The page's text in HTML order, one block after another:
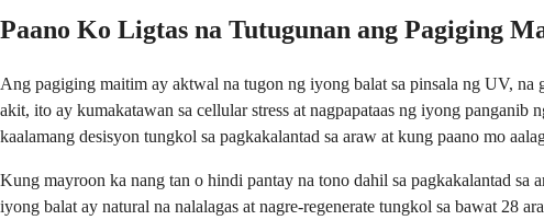
Paano Ko Ligtas na Tutugunan ang Pagiging
Ang pagiging maitim ay aktwal na tugon ng iyong balat sa pinsala ng UV, na
akit, ito ay kumakatawan sa cellular stress at nagpapataas ng iyong
kaalamang desisyon tungkol sa pagkakalantad sa araw at kung paano mo
Kung mayroon ka nang tan o hindi pantay na tono dahil sa pagkakalantad
iyong balat ay natural na nalalagas at nagre-regenerate tungkol sa bawat 28